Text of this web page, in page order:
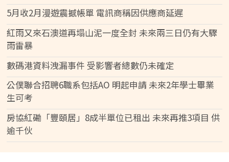
5月收2月漫遊震撼帳單 電訊商稱因供應商延遲
紅雨又來石澳道再塌山泥一度全封 未來兩三日仍有大驟
雨雷暴
數碼港資料洩漏事件 受影響者總數仍未確定
公僕聯合招聘6職系包括AO 明起申請 未來2年學士畢業
生可考
房協紅磡「豐頤居」8成半單位已租出 未來再推3項目 供
逾千伙